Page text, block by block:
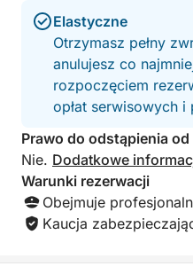
Wakeboard: 80 EUR /
Rower 20 EUR /
Idealny dzień łączący
skarby i niezapomniane
Elastyczne
Otrzymasz pełny
anulujesz co
rozpoczęciem
opłat serwisowych i
Prawo do odstąpienia
Nie. Dodatkowe
Warunki rezerwacji
Obejmuje
Kaucja